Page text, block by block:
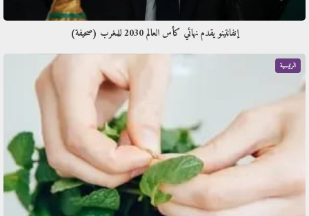
إنفانتينو يقدم نهائي كأس العالم 2030 للمغرب (صحيفة)
الرئيسية